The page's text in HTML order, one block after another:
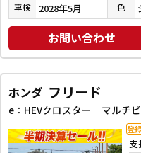
車検 2028年5月 色
お問い合わせ
ホンダ フリード
支
登